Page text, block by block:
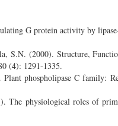
G protein activity by
S.N. (2000). Structure,
(4): 1291-1335.
Plant phospholipase C family:
The physiological roles of